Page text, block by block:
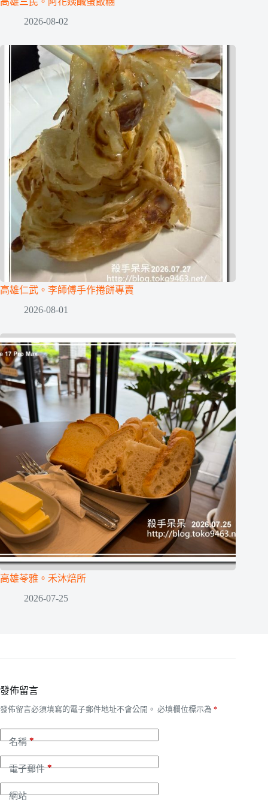
2026-08-02
高雄仁武。李師傅手作捲餅專賣
2026-08-01
高雄苓雅。禾沐焙所
2026-07-25
發佈留言
發佈留言必須填寫的電子郵件地址不會公開。 必填欄位標示為 *
名稱*
電子郵件*
網站